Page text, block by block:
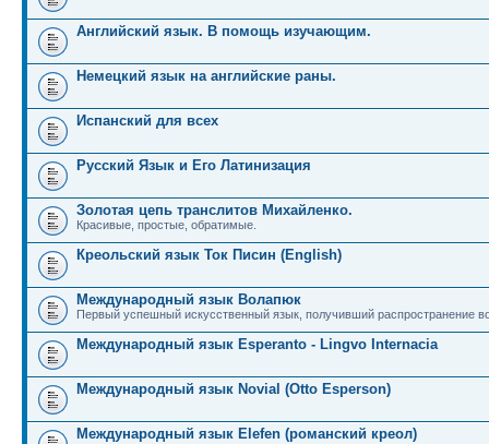
Английский язык. В помощь изучающим.
Немецкий язык на английские раны.
Испанский для всех
Русский Язык и Его Латинизация
Золотая цепь транслитов Михайленко.
Красивые, простые, обратимые.
Креольский язык Ток Писин (English)
Международный язык Волапюк
Первый успешный искусственный язык, получивший распространение
Международный язык Esperanto - Lingvo Internacia
Международный язык Novial (Otto Esperson)
Международный язык Elefen (романский креол)